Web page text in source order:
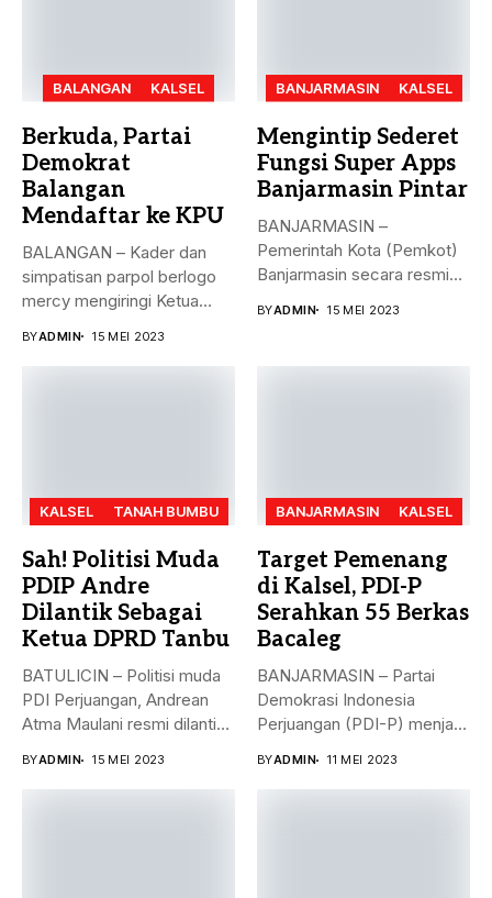
BALANGAN KALSEL
Berkuda, Partai
Demokrat
Balangan
Mendaftar ke KPU
BALANGAN – Kader dan
simpatisan parpol berlogo
mercy mengiringi Ketua
BYADMIN 15 MEI 2023
BANJARMASIN KALSEL
Mengintip Sederet
Fungsi Super Apps
Banjarmasin Pintar
BANJARMASIN –
Pemerintah Kota (Pemkot)
Banjarmasin secara resmi
BYADMIN 15 MEI 2023
KALSEL TANAH BUMBU
Sah! Politisi Muda
PDIP Andre
Dilantik Sebagai
Ketua DPRD Tanbu
BATULICIN – Politisi muda
PDI Perjuangan, Andrean
Atma Maulani resmi dilantik
BYADMIN 15 MEI 2023
BANJARMASIN KALSEL
Target Pemenang
di Kalsel, PDI-P
Serahkan 55 Berkas
Bacaleg
BANJARMASIN – Partai
Demokrasi Indonesia
Perjuangan (PDI-P) menjadi
BYADMIN 11 MEI 2023